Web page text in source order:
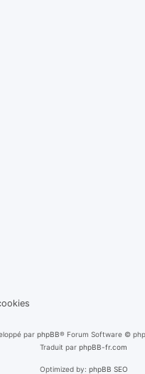
par phpBB® Forum Software ©
Traduit par phpBB-fr.com
Optimized by: phpBB SEO